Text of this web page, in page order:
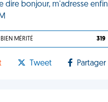
dire bonjour, m'adresse enfin
BIEN MÉRITÉ 319
Tweet Partager